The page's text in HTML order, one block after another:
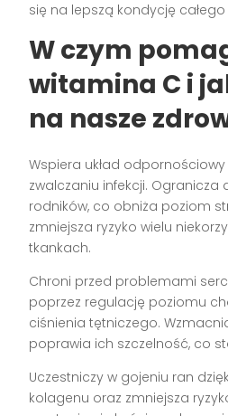
się na lepszą kondycję
W czym
witamina C i
na nasze
Wspiera układ
zwalczaniu infekcji. Ogranicza
rodników, co obniża poziom
zmniejsza ryzyko wielu
tkankach.
Chroni przed problemami
poprzez regulację poziomu
ciśnienia tętniczego.
poprawia ich szczelność, co
Uczestniczy w gojeniu ran
kolagenu oraz zmniejsza